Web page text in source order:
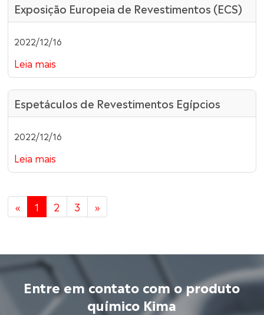
Exposição Europeia de Revestimentos (ECS)
2022/12/16
Leia mais
Espetáculos de Revestimentos Egípcios
2022/12/16
Leia mais
« 1 2 3 »
Entre em contato com o produto
químico Kima